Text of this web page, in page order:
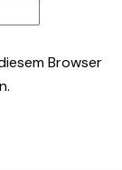
Browser